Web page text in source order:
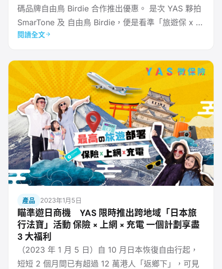
碼品牌自由鳥 Birdie 合作推出優惠。 是次 YAS 夥拍
SmarTone 及 自由鳥 Birdie，便是看準「旅遊保 x 漫
遊數據」均為旅行必需之物。用家不論是購買旅遊保
購另一外遊必需品。 YAS 平台讓市民可透過上網或應
用程式購買多項微保險產品，從旅行、 搭車、 踩單
車、
閱讀全文
產品 2023年1月5日
瞄準遊日商機 YAS 限時推出跨地域「日本旅
行法寶」活動 保險 × 上網 × 充電 一個計劃享盡
3 大福利
（2023 年 1 月 5 日）自 10 月日本恢復自由行起，
短短 2 個月間已有超過 12 萬港人「返鄉下」，可見